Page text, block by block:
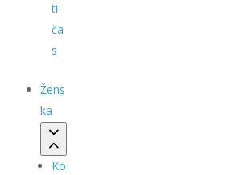
ti
ča
s
Žens
ka
Ko